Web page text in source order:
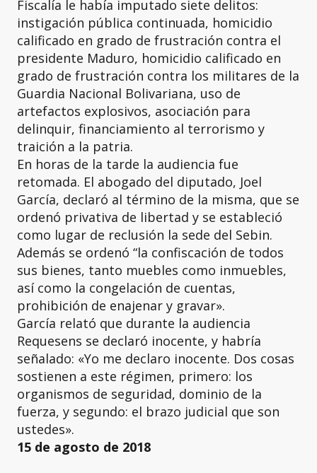
Fiscalía le había imputado siete delitos:
instigación pública continuada, homicidio
calificado en grado de frustración contra el
presidente Maduro, homicidio calificado en
grado de frustración contra los militares de la
Guardia Nacional Bolivariana, uso de
artefactos explosivos, asociación para
delinquir, financiamiento al terrorismo y
traición a la patria.
En horas de la tarde la audiencia fue
retomada. El abogado del diputado, Joel
García, declaró al término de la misma, que se
ordenó privativa de libertad y se estableció
como lugar de reclusión la sede del Sebin.
Además se ordenó “la confiscación de todos
sus bienes, tanto muebles como inmuebles,
así como la congelación de cuentas,
prohibición de enajenar y gravar».
García relató que durante la audiencia
Requesens se declaró inocente, y habría
señalado: «Yo me declaro inocente. Dos cosas
sostienen a este régimen, primero: los
organismos de seguridad, dominio de la
fuerza, y segundo: el brazo judicial que son
ustedes».
15 de agosto de 2018